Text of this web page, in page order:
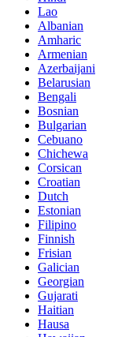
Lao
Albanian
Amharic
Armenian
Azerbaijani
Belarusian
Bengali
Bosnian
Bulgarian
Cebuano
Chichewa
Corsican
Croatian
Dutch
Estonian
Filipino
Finnish
Frisian
Galician
Georgian
Gujarati
Haitian
Hausa